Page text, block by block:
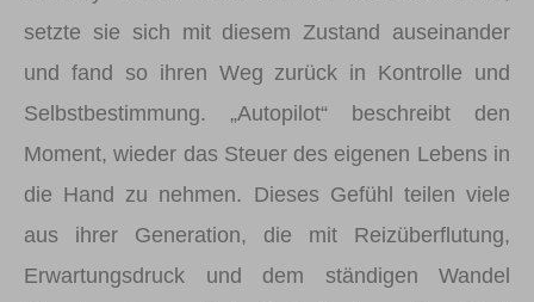
setzte sie sich mit diesem Zustand auseinander
und fand so ihren Weg zurück in Kontrolle und
Selbstbestimmung. „Autopilot“ beschreibt den
Moment, wieder das Steuer des eigenen Lebens in
die Hand zu nehmen. Dieses Gefühl teilen viele
aus ihrer Generation, die mit Reizüberflutung,
Erwartungsdruck und dem ständigen Wandel